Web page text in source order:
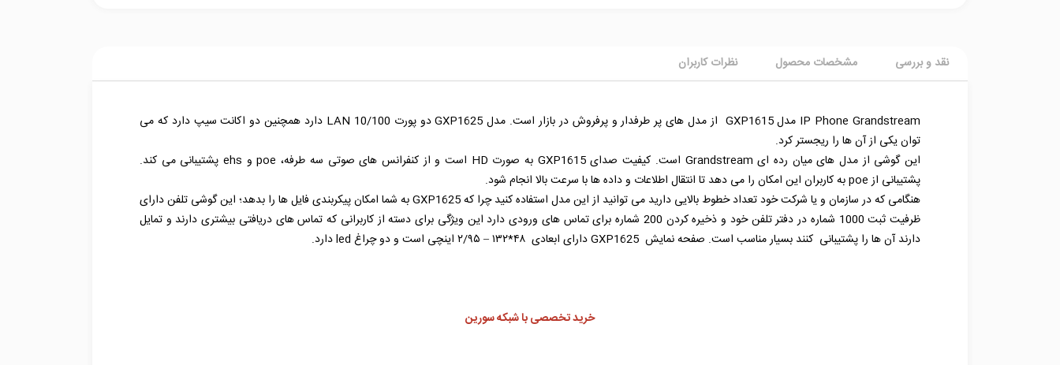
نقد و بررسی مشخصات محصول نظرات کاربران
IP Phone Grandstream مدل GXP1615 از مدل های پر طرفدار و پرفروش در بازار است. مدل GXP1625 دو پورت LAN 10/100 دارد همچنین دو اکانت سیپ دارد که می
توان یکی از آن ها را ریجستر کرد.
این گوشی از مدل های میان رده ای Grandstream است. کیفیت صدای GXP1615 به صورت HD است و از کنفرانس های صوتی سه طرفه، poe و ehs پشتیبانی می کند.
پشتیبانی از poe به کاربران این امکان را می دهد تا انتقال اطلاعات و داده ها با سرعت بالا انجام شود.
هنگامی که در سازمان و یا شرکت خود تعداد خطوط بالایی دارید می توانید از این مدل استفاده کنید چرا که GXP1625 به شما امکان پیکربندی فایل ها را بدهد؛ این گوشی تلفن دارای
ظرفیت ثبت 1000 شماره در دفتر تلفن خود و ذخیره کردن 200 شماره برای تماس های ورودی دارد این ویژگی برای دسته از کاربرانی که تماس های دریافتی بیشتری دارند و تمایل
دارند آن ها را پشتیبانی کنند بسیار مناسب است. صفحه نمایش GXP1625 دارای ابعادی ۴۸*۱۳۲ – ۲/۹۵ اینچی است و دو چراغ led دارد.
خرید تخصصی با شبکه سورین